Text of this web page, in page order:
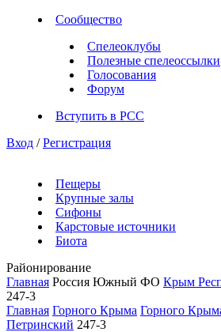
Сообщество
Спелеоклубы
Полезные спелеоссылки
Голосования
Форум
Вступить в РСС
Вход / Регистрация
Пещеры
Крупные залы
Сифоны
Карстовые источники
Биота
Районирование
Главная Россия Южный ФО Крым
247-3
Главная Горного Крыма Горного
Петринский 247-3